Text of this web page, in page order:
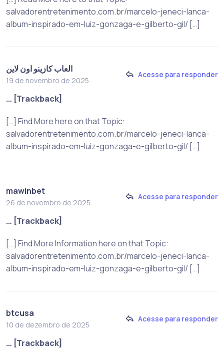
salvadorentretenimento.com.br/marcelo-jeneci-lanca-
album-inspirado-em-luiz-gonzaga-e-gilberto-gil/ […]
العاب كازينو اون لاين
19 de novembro de 2025
Acesse para responder
… [Trackback]
[…] Find More here on that Topic:
salvadorentretenimento.com.br/marcelo-jeneci-lanca-
album-inspirado-em-luiz-gonzaga-e-gilberto-gil/ […]
mawinbet
26 de novembro de 2025
Acesse para responder
… [Trackback]
[…] Find More Information here on that Topic:
salvadorentretenimento.com.br/marcelo-jeneci-lanca-
album-inspirado-em-luiz-gonzaga-e-gilberto-gil/ […]
btcusa
10 de dezembro de 2025
Acesse para responder
… [Trackback]